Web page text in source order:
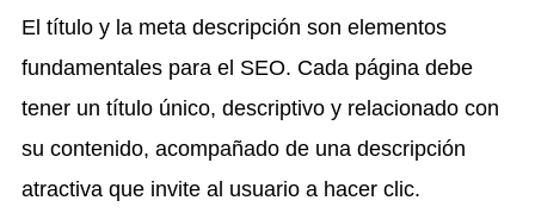
El título y la meta descripción son elementos
fundamentales para el SEO. Cada página debe
tener un título único, descriptivo y relacionado con
su contenido, acompañado de una descripción
atractiva que invite al usuario a hacer clic.